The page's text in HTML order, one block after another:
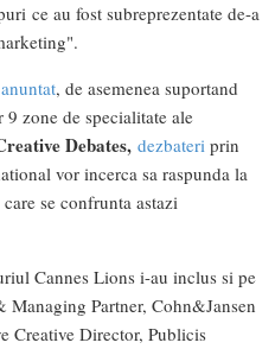
ce au fost subreprezentate de-a
anuntat, de asemenea suportand
zone de specialitate ale
Debates, dezbateri prin
vor incerca sa raspunda la
se confrunta astazi
Cannes Lions i-au inclus si pe
Partner, Cohn&Jansen
Creative Director, Publicis